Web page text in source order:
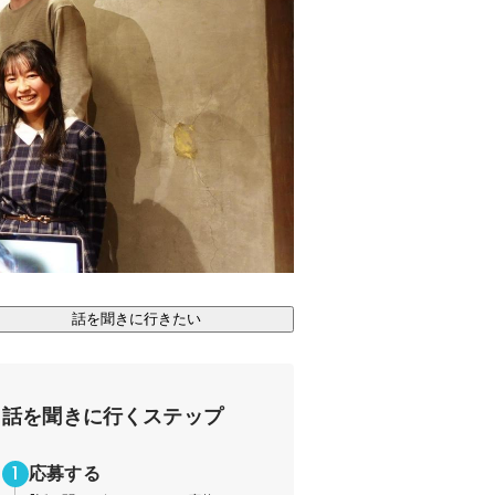
話を聞きに行きたい
話を聞きに行くステップ
応募する